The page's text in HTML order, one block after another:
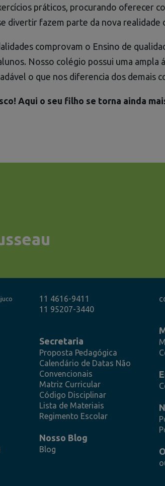
práticos, procurando oferecer
divertir fazem parte da nova realidade
comprovam o Ensino de
Nosso colégio possui uma ampla
o que nos diferencia dos demais
Aqui o seu filho se torna ainda
11 4616-9411
11 95207-3440
Secretaria
Proposta Pedagógica
Calendário de Datas Não
Convencionais
Matriz Curricular
Código Disciplinar
Lista de Materiais
Regimento Escolar
Nosso Blog
Blog